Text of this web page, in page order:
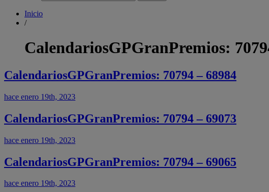
Inicio
/
CalendariosGPGranPremios:
CalendariosGPGranPremios: 70794 – 68984
hace enero 19th, 2023
CalendariosGPGranPremios: 70794 – 69073
hace enero 19th, 2023
CalendariosGPGranPremios: 70794 – 69065
hace enero 19th, 2023